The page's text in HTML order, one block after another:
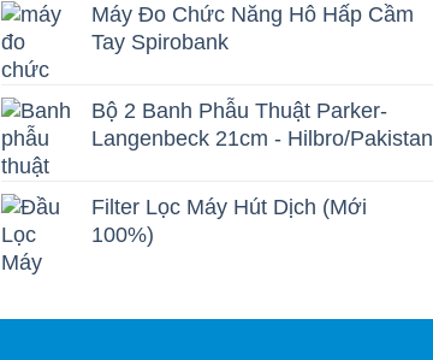
Máy Đo Chức Năng Hô Hấp Cầm
Tay Spirobank
Bộ 2 Banh Phẫu Thuật Parker-
Langenbeck 21cm - Hilbro/Pakistan
Filter Lọc Máy Hút Dịch (Mới
100%)